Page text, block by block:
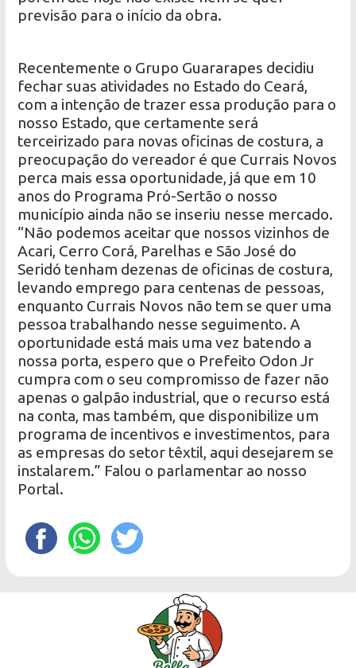
previsão para o início da obra.
Recentemente o Grupo Guararapes decidiu
fechar suas atividades no Estado do Ceará,
com a intenção de trazer essa produção para o
nosso Estado, que certamente será
terceirizado para novas oficinas de costura, a
preocupação do vereador é que Currais Novos
perca mais essa oportunidade, já que em 10
anos do Programa Pró-Sertão o nosso
município ainda não se inseriu nesse mercado.
“Não podemos aceitar que nossos vizinhos de
Acari, Cerro Corá, Parelhas e São José do
Seridó tenham dezenas de oficinas de costura,
levando emprego para centenas de pessoas,
enquanto Currais Novos não tem se quer uma
pessoa trabalhando nesse seguimento. A
oportunidade está mais uma vez batendo a
nossa porta, espero que o Prefeito Odon Jr
cumpra com o seu compromisso de fazer não
apenas o galpão industrial, que o recurso está
na conta, mas também, que disponibilize um
programa de incentivos e investimentos, para
as empresas do setor têxtil, aqui desejarem se
instalarem.” Falou o parlamentar ao nosso
Portal.